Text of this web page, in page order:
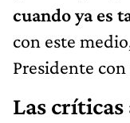
cuando ya es
con este
Presidente
Las